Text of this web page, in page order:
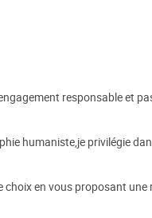
responsable et
humaniste,je privilégie
en vous proposant